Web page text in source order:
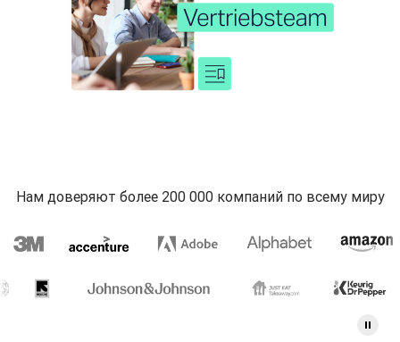
Нам доверяют более 200 000 компаний по всему миру